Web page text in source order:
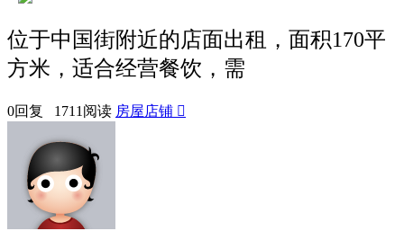
位于中国街附近的店面出租，面积170平
方米，适合经营餐饮，需
0回复 1711阅读 房屋店铺 